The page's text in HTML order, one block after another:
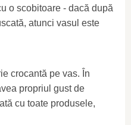
o scobitoare - dacă după
atunci vasul este
crocantă pe vas. În
propriul gust de
cu toate produsele,